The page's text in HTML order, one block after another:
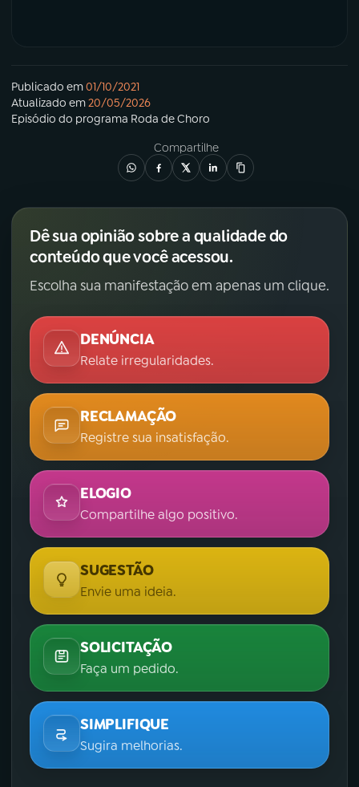
Publicado em01/10/2021
Atualizado em20/05/2026
Episódio do programa Roda de Choro
Compartilhe
Dê sua opinião sobre a qualidade do
conteúdo que você acessou.
Escolha sua manifestação em apenas um clique.
DENÚNCIA
Relate irregularidades.
RECLAMAÇÃO
Registre sua insatisfação.
ELOGIO
Compartilhe algo positivo.
SUGESTÃO
Envie uma ideia.
SOLICITAÇÃO
Faça um pedido.
SIMPLIFIQUE
Sugira melhorias.